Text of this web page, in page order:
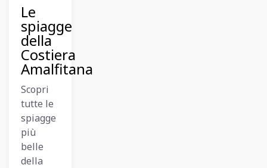
Le
spiagge
della
Costiera
Amalfitana
Scopri
tutte le
spiagge
più
belle
della